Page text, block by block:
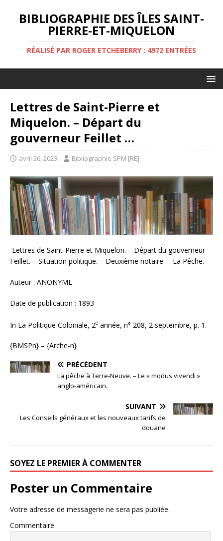
BIBLIOGRAPHIE DES ÎLES SAINT-
PIERRE-ET-MIQUELON
RÉALISÉ PAR ROGER ETCHEBERRY : 4972 ENTRÉES
Lettres de Saint-Pierre et
Miquelon. – Départ du
gouverneur Feillet …
avril 26, 2023 Bibliographie SPM [RE]
Lettres de Saint-Pierre et Miquelon. – Départ du gouverneur
Feillet. – Situation politique. – Deuxième notaire. – La Pêche.
Auteur : ANONYME
Date de publication : 1893
In La Politique Coloniale, 2e année, n° 208, 2 septembre, p. 1.
{BMSPn} – {Arche-n}
PRÉCÉDENT
La pêche à Terre-Neuve. – Le « modus vivendi »
anglo-américain.
SUIVANT
Les Conseils généraux et les nouveaux tarifs de
douane
SOYEZ LE PREMIER À COMMENTER
Poster un Commentaire
Votre adresse de messagerie ne sera pas publiée.
Commentaire